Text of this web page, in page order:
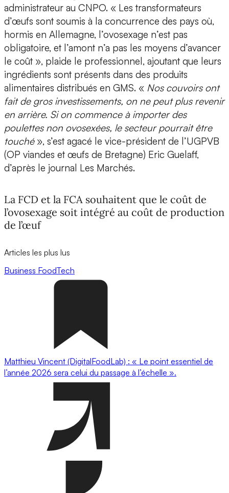
administrateur au CNPO. « Les transformateurs
d’œufs sont soumis à la concurrence des pays où,
hormis en Allemagne, l’ovosexage n’est pas
obligatoire, et l’amont n’a pas les moyens d’avancer
le coût », plaide le professionnel, ajoutant que leurs
ingrédients sont présents dans des produits
alimentaires distribués en GMS. « Nos couvoirs ont
fait de gros investissements, on ne peut plus revenir
en arrière. Si on commence à importer des
poulettes non ovosexées, le secteur pourrait être
touché », s’est agacé le vice-président de l’UGPVB
(OP viandes et œufs de Bretagne) Eric Guelaff,
d’après le journal Les Marchés.
La FCD et la FCA souhaitent que le coût de
l’ovosexage soit intégré au coût de production
de l’œuf
Articles les plus lus
Business FoodTech
Matthieu Vincent (DigitalFoodLab) : « Le point essentiel de
l’année 2026 sera celui du passage à l’échelle ».